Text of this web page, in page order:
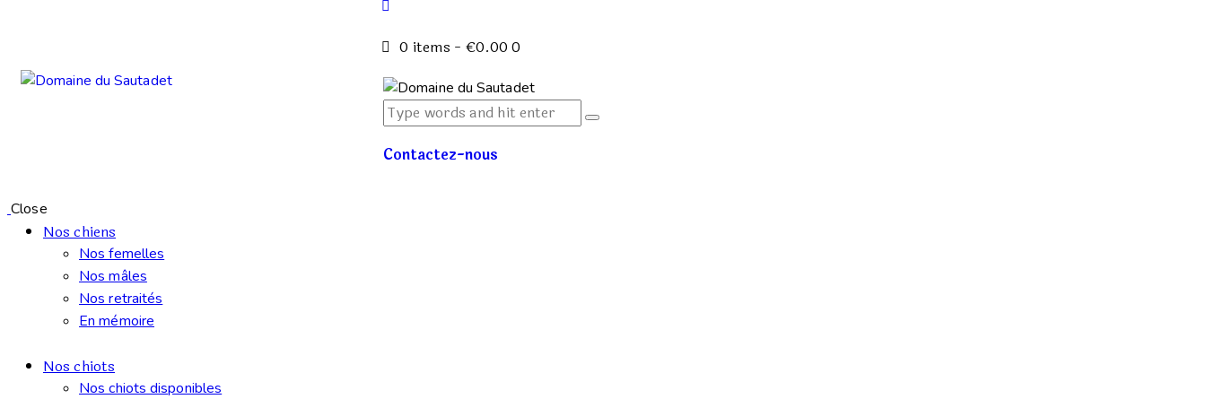
0 items - €0.00 0
Contactez-nous
Close
Nos chiens
Nos femelles
Nos mâles
Nos retraités
En mémoire
Nos chiots
Nos chiots disponibles